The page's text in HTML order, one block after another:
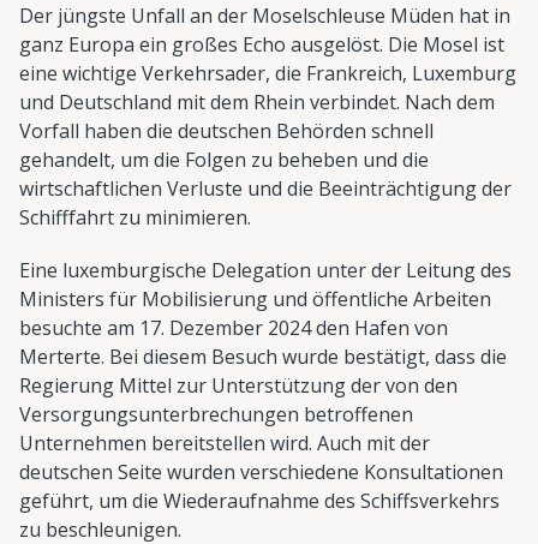
Der jüngste Unfall an der Moselschleuse Müden hat in
ganz Europa ein großes Echo ausgelöst. Die Mosel ist
eine wichtige Verkehrsader, die Frankreich, Luxemburg
und Deutschland mit dem Rhein verbindet. Nach dem
Vorfall haben die deutschen Behörden schnell
gehandelt, um die Folgen zu beheben und die
wirtschaftlichen Verluste und die Beeinträchtigung der
Schifffahrt zu minimieren.
Eine luxemburgische Delegation unter der Leitung des
Ministers für Mobilisierung und öffentliche Arbeiten
besuchte am 17. Dezember 2024 den Hafen von
Merterte. Bei diesem Besuch wurde bestätigt, dass die
Regierung Mittel zur Unterstützung der von den
Versorgungsunterbrechungen betroffenen
Unternehmen bereitstellen wird. Auch mit der
deutschen Seite wurden verschiedene Konsultationen
geführt, um die Wiederaufnahme des Schiffsverkehrs
zu beschleunigen.